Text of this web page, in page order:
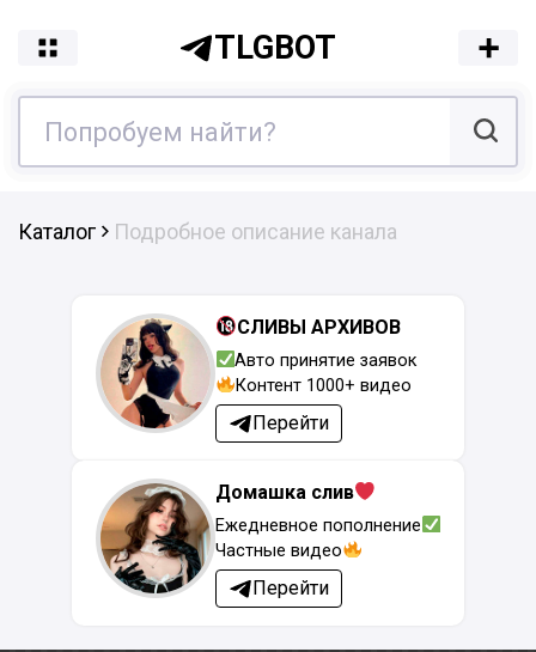
TLGBOT
Каталог Подробное описание канала
СЛИВЫ АРХИВОВ
Авто принятие заявок
Контент 1000+ видео
Перейти
Домашка слив
Ежедневное пополнение
Частные видео
Перейти